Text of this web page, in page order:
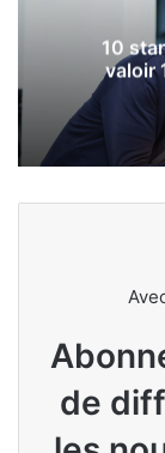
10
valoir
de